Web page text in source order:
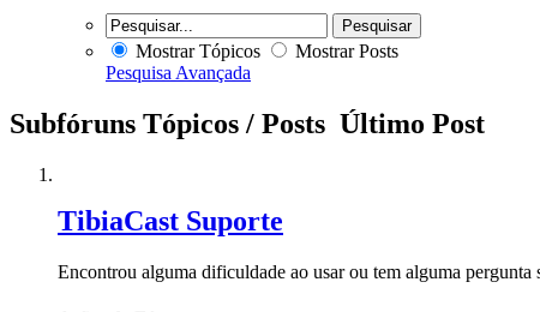
Mostrar Tópicos
Mostrar Posts
Pesquisa Avançada
Subfóruns Tópicos / Posts Último Post
TibiaCast Suporte
Encontrou alguma dificuldade ao usar ou tem alguma